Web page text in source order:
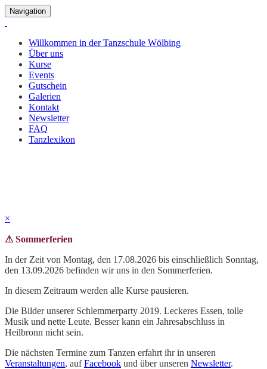
Navigation
Willkommen in der Tanzschule Wölbing
Über uns
Kurse
Events
Gutschein
Galerien
Kontakt
Newsletter
FAQ
Tanzlexikon
×
⚠ Sommerferien
In der Zeit von Montag, den 17.08.2026 bis einschließlich Sonntag,
den 13.09.2026 befinden wir uns in den Sommerferien.
In diesem Zeitraum werden alle Kurse pausieren.
Die Bilder unserer Schlemmerparty 2019. Leckeres Essen, tolle
Musik und nette Leute. Besser kann ein Jahresabschluss in
Heilbronn nicht sein.
Die nächsten Termine zum Tanzen erfahrt ihr in unseren
Veranstaltungen, aufFacebook und über unseren Newsletter.